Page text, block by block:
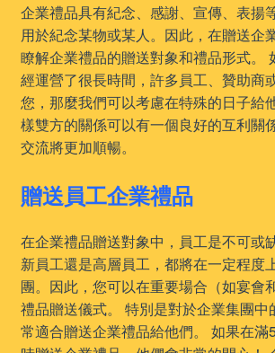
企業禮品具有紀念、感謝、宣傳、表揚
用於紀念某物或某人。因此，在贈送企
瞭解企業禮品的贈送對象和禮品形式。
經運營了很長時間，許多員工、贊助商
您，那麼我們可以考慮在特殊的日子給
樣雙方的關係可以有一個良好的互利關
交流將更加順暢。
贈送員工企業禮品
在企業禮品贈送對象中，員工是不可或
新員工還是高層員工，都將在一定程度
團。因此，您可以在重要場合（如宴會
禮品贈送儀式。 特別是對於企業集團中
常適合贈送企業禮品給他們。 如果在滿